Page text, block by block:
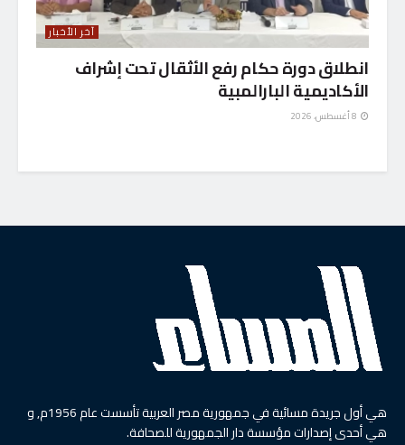
آخر الأخبار
انطلاق دورة حكام رفع الأثقال تحت إشراف
الأكاديمية البارالمبية
هي أول جريدة مسائية في جمهورية مصر العربية تأسست عام 1956م, و
هي أحدى إصدارات مؤسسة دار الجمهورية للصحافة.